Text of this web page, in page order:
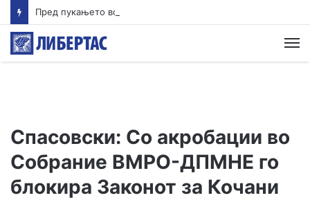
Спасовски: Со акробации во
Собрание ВМРО-ДПМНЕ го
блокира Законот за Кочани